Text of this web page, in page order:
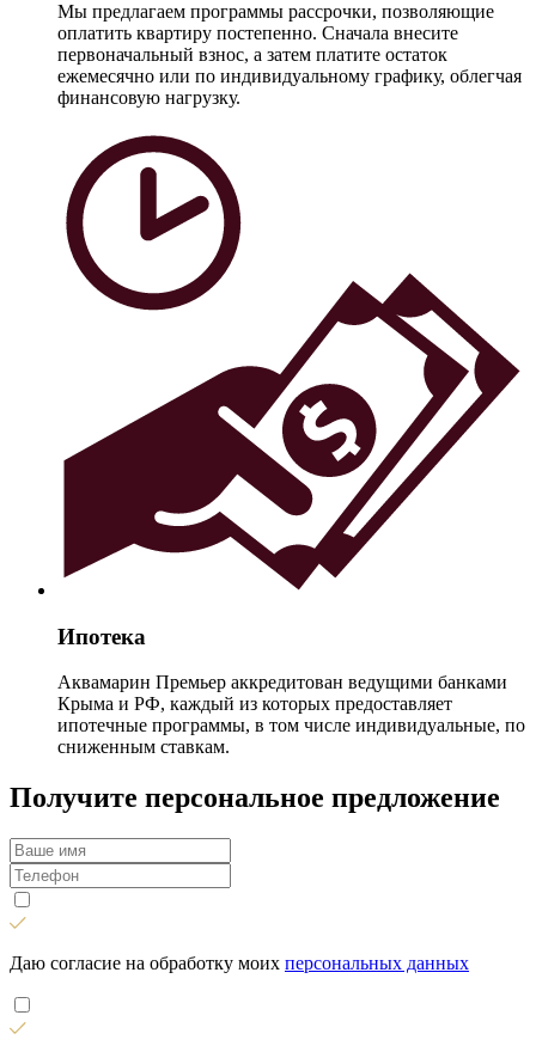
Мы предлагаем программы рассрочки, позволяющие
оплатить квартиру постепенно. Сначала внесите
первоначальный взнос, а затем платите остаток
ежемесячно или по индивидуальному графику, облегчая
финансовую нагрузку.
Ипотека
Аквамарин Премьер аккредитован ведущими банками
Крыма и РФ, каждый из которых предоставляет
ипотечные программы, в том числе индивидуальные, по
сниженным ставкам.
Получите персональное предложение
Даю согласие на обработку моих персональных данных